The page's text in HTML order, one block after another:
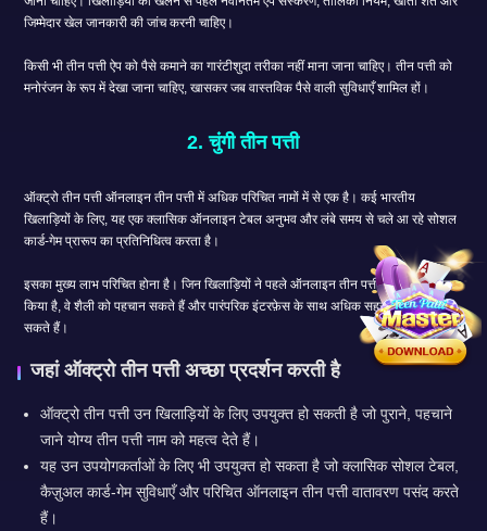
जिम्मेदार खेल जानकारी की जांच करनी चाहिए।
किसी भी तीन पत्ती ऐप को पैसे कमाने का गारंटीशुदा तरीका नहीं माना जाना चाहिए। तीन पत्ती को
मनोरंजन के रूप में देखा जाना चाहिए, खासकर जब वास्तविक पैसे वाली सुविधाएँ शामिल हों।
2. चुंगी तीन पत्ती
ऑक्ट्रो तीन पत्ती ऑनलाइन तीन पत्ती में अधिक परिचित नामों में से एक है। कई भारतीय
खिलाड़ियों के लिए, यह एक क्लासिक ऑनलाइन टेबल अनुभव और लंबे समय से चले आ रहे सोशल
कार्ड-गेम प्रारूप का प्रतिनिधित्व करता है।
इसका मुख्य लाभ परिचित होना है। जिन खिलाड़ियों ने पहले ऑनलाइन तीन पत्ती ऐप्स का उपयोग
किया है, वे शैली को पहचान सकते हैं और पारंपरिक इंटरफ़ेस के साथ अधिक सहज महसूस कर
सकते हैं।
जहां ऑक्ट्रो तीन पत्ती अच्छा प्रदर्शन करती है
ऑक्ट्रो तीन पत्ती उन खिलाड़ियों के लिए उपयुक्त हो सकती है जो पुराने, पहचाने
जाने योग्य तीन पत्ती नाम को महत्व देते हैं।
यह उन उपयोगकर्ताओं के लिए भी उपयुक्त हो सकता है जो क्लासिक सोशल टेबल,
कैज़ुअल कार्ड-गेम सुविधाएँ और परिचित ऑनलाइन तीन पत्ती वातावरण पसंद करते
हैं।